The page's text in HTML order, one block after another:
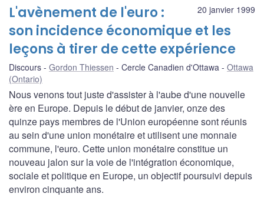
20 janvier 1999
L'avènement de l'euro :
son incidence économique et les
leçons à tirer de cette expérience
Discours Gordon Thiessen Cercle Canadien d'Ottawa
Ottawa
(Ontario)
Nous venons tout juste d'assister à l'aube d'une nouvelle
ère en Europe. Depuis le début de janvier, onze des
quinze pays membres de l'Union européenne sont réunis
au sein d'une union monétaire et utilisent une monnaie
commune, l'euro. Cette union monétaire constitue un
nouveau jalon sur la voie de l'intégration économique,
sociale et politique en Europe, un objectif poursuivi depuis
environ cinquante ans.